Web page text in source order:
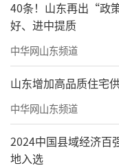
40条！山东再出“政
好、进中提质
中华网山东频道
山东增加高品质住宅
中华网山东频道
2024中国县域经济百
地入选